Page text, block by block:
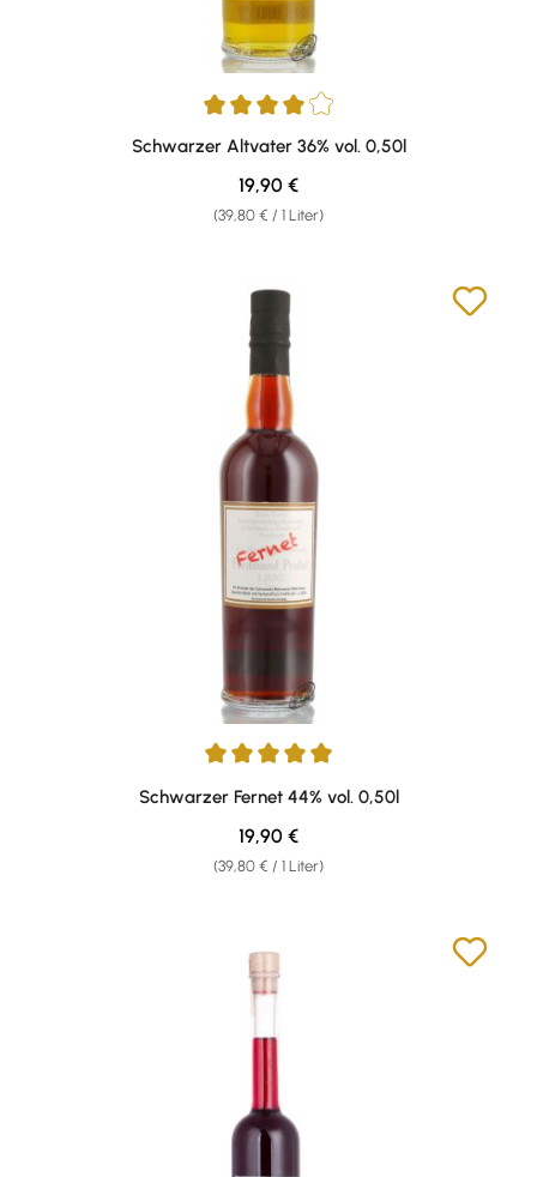
Durchschnittliche Bewertung von 4 von 5 Sternen
Schwarzer Altvater 36% vol. 0,50l
(39,80 € / 1 Liter)
Regulärer Preis:
19,90 €
Durchschnittliche Bewertung von 5 von 5 Sternen
Schwarzer Fernet 44% vol. 0,50l
(39,80 € / 1 Liter)
Regulärer Preis:
19,90 €